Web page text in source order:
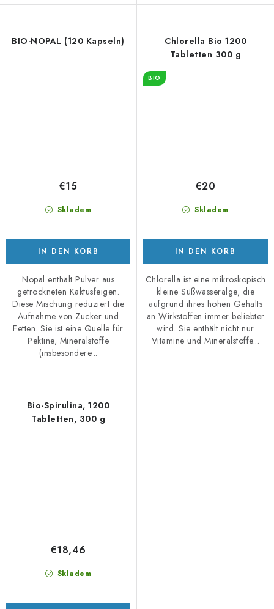
BIO-NOPAL (120 Kapseln)
Skladem
€15
IN DEN KORB
Nopal enthält Pulver aus
getrockneten Kaktusfeigen.
Diese Mischung reduziert die
Aufnahme von Zucker und
Fetten. Sie ist eine Quelle für
Pektine, Mineralstoffe
(insbesondere...
Chlorella Bio 1200
Tabletten 300 g
BIO
Skladem
€20
IN DEN KORB
Chlorella ist eine mikroskopisch
kleine Süßwasseralge, die
aufgrund ihres hohen Gehalts
an Wirkstoffen immer beliebter
wird. Sie enthält nicht nur
Vitamine und Mineralstoffe...
Bio-Spirulina, 1200
Tabletten, 300 g
Skladem
€18,46